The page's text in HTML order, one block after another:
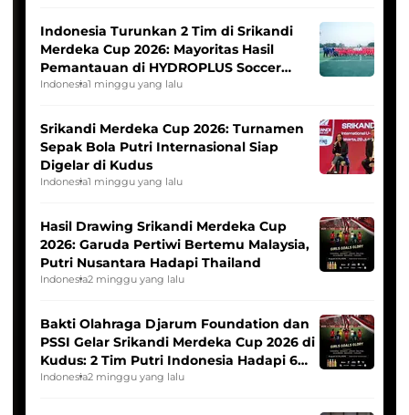
Indonesia Turunkan 2 Tim di Srikandi
Merdeka Cup 2026: Mayoritas Hasil
Pemantauan di HYDROPLUS Soccer
League
Indonesia1 minggu yang lalu
Srikandi Merdeka Cup 2026: Turnamen
Sepak Bola Putri Internasional Siap
Digelar di Kudus
Indonesia1 minggu yang lalu
Hasil Drawing Srikandi Merdeka Cup
2026: Garuda Pertiwi Bertemu Malaysia,
Putri Nusantara Hadapi Thailand
Indonesia2 minggu yang lalu
Bakti Olahraga Djarum Foundation dan
PSSI Gelar Srikandi Merdeka Cup 2026 di
Kudus: 2 Tim Putri Indonesia Hadapi 6
Tim Asia
Indonesia2 minggu yang lalu